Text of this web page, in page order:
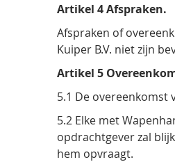
Artikel 4 Afspraken.
Afspraken of
Kuiper B.V. niet zijn
Artikel 5
5.1 De overeenkomst
5.2 Elke met
opdrachtgever zal
hem opvraagt.